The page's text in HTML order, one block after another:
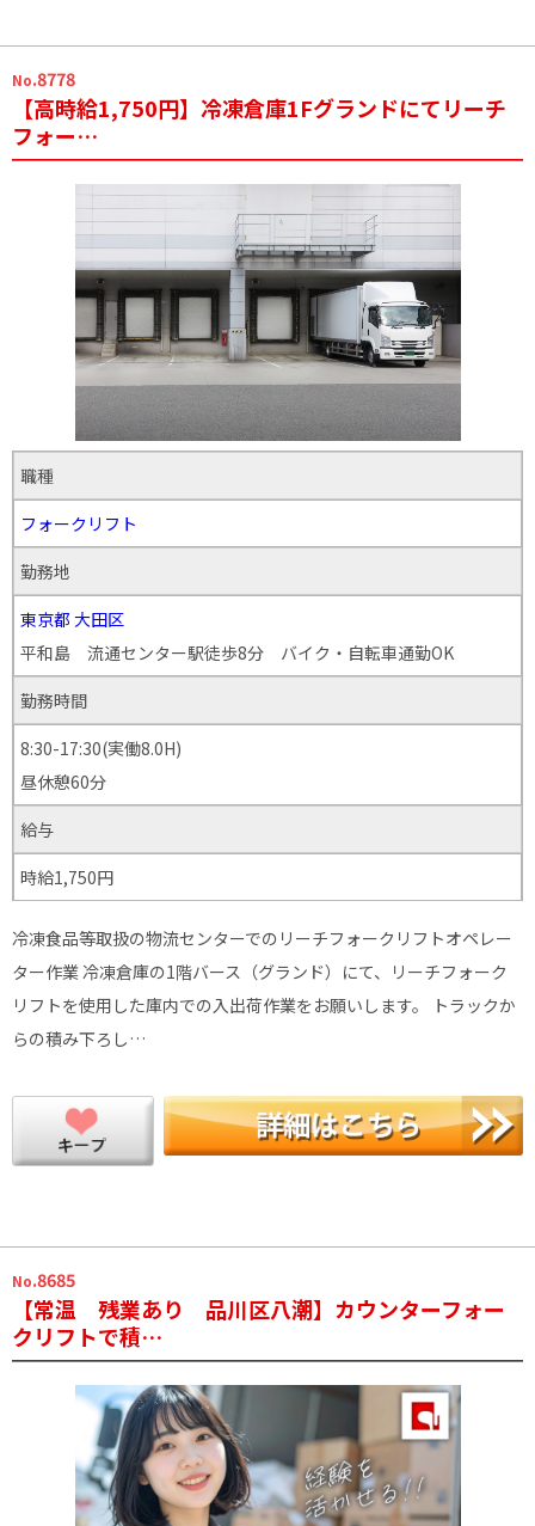
No.8778
【高時給1,750円】冷凍倉庫1Fグランドにてリーチ
フォー…
職種
フォークリフト
勤務地
東京都 大田区
平和島 流通センター駅徒歩8分 バイク・自転車通勤OK
勤務時間
8:30-17:30(実働8.0H)
昼休憩60分
給与
時給1,750円
冷凍食品等取扱の物流センターでのリーチフォークリフトオペレー
ター作業 冷凍倉庫の1階バース（グランド）にて、リーチフォーク
リフトを使用した庫内での入出荷作業をお願いします。 トラックか
らの積み下ろし…
No.8685
【常温 残業あり 品川区八潮】カウンターフォー
クリフトで積…